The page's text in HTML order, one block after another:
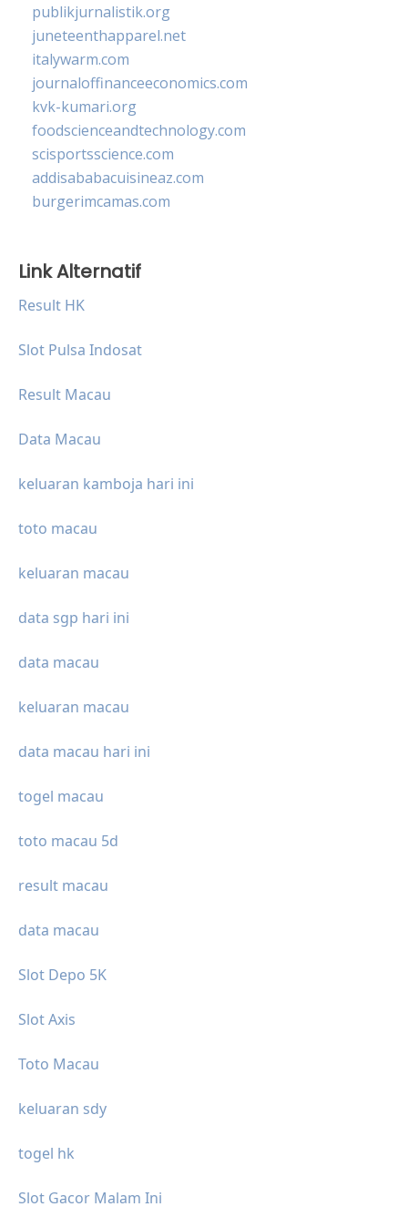
publikjurnalistik.org
juneteenthapparel.net
italywarm.com
journaloffinanceeconomics.com
kvk-kumari.org
foodscienceandtechnology.com
scisportsscience.com
addisababacuisineaz.com
burgerimcamas.com
Link Alternatif
Result HK
Slot Pulsa Indosat
Result Macau
Data Macau
keluaran kamboja hari ini
toto macau
keluaran macau
data sgp hari ini
data macau
keluaran macau
data macau hari ini
togel macau
toto macau 5d
result macau
data macau
Slot Depo 5K
Slot Axis
Toto Macau
keluaran sdy
togel hk
Slot Gacor Malam Ini